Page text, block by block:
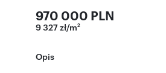
970 000 PLN
9 327 zł/m2
Opis